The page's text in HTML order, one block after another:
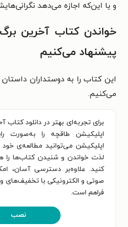
و یا این‌که اجازه می‌دهد
خواندن کتاب آخرین
پیشنهاد می‌کنیم
این کتاب را به دوستداران
می‌کنیم.
برای تجربه‌ای بهتر در دانلود
اپلیکیشن طاقچه را به‌صورت
اپلیکیشن می‌توانید مطالعه‌ی
لذت خواندن و شنیدن کتاب‌ها را
کنید. علاوه‌بر دسترسی آسان،
صوتی و الکترونیکی با تخفیف‌های
فراهم است.
نصب